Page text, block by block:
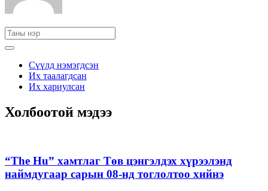
Сүүлд нэмэгдсэн
Их таалагдсан
Их хариулсан
Холбоотой мэдээ
“The Hu” хамтлаг Төв цэнгэлдэх хүрээлэнд
наймдугаар сарын 08-нд тоглолтоо хийнэ